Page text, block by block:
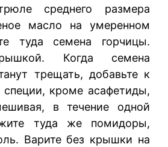
среднего размера
масло на умеренном
туда семена горчицы.
Когда семена
трещать, добавьте к
кроме асафетиды,
в течение одной
туда же помидоры,
Варите без крышки на